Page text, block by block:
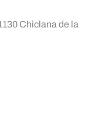
Chiclana de la